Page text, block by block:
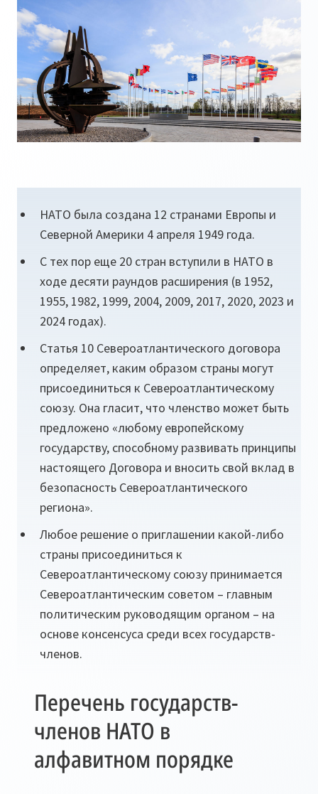
НАТО была создана 12 странами Европы и
Северной Америки 4 апреля 1949 года.
С тех пор еще 20 стран вступили в НАТО в
ходе деcяти раундов расширения (в 1952,
1955, 1982, 1999, 2004, 2009, 2017, 2020, 2023 и
2024 годах).
Статья 10 Североатлантического договора
определяет, каким образом страны могут
присоединиться к Североатлантическому
союзу. Она гласит, что членство может быть
предложено «любому европейскому
государству, способному развивать принципы
настоящего Договора и вносить свой вклад в
безопасность Североатлантического
региона».
Любое решение о приглашении какой-либо
страны присоединиться к
Североатлантическому союзу принимается
Североатлантическим советом – главным
политическим руководящим органом – на
основе консенсуса среди всех государств-
членов.
Перечень государств-
членов НАТО в
алфавитном порядке